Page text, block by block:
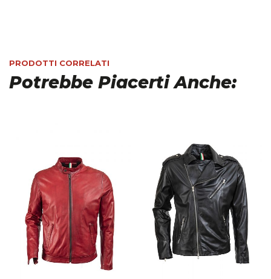
PRODOTTI CORRELATI
Potrebbe Piacerti Anche: